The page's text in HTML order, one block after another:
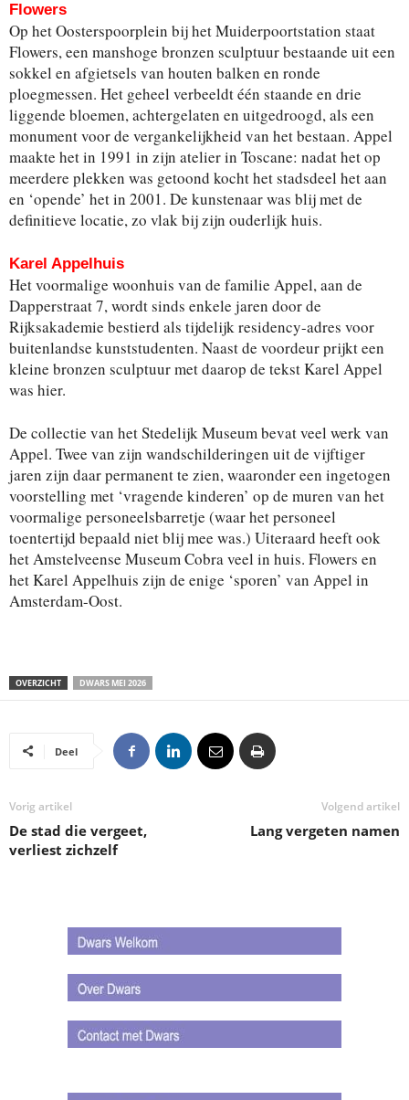
Flowers
Op het Oosterspoorplein bij het Muiderpoortstation staat
Flowers, een manshoge bronzen sculptuur bestaande uit een
sokkel en afgietsels van houten balken en ronde
ploegmessen. Het geheel verbeeldt één staande en drie
liggende bloemen, achtergelaten en uitgedroogd, als een
monument voor de vergankelijkheid van het bestaan. Appel
maakte het in 1991 in zijn atelier in Toscane: nadat het op
meerdere plekken was getoond kocht het stadsdeel het aan
en ‘opende’ het in 2001. De kunstenaar was blij met de
definitieve locatie, zo vlak bij zijn ouderlijk huis.
Karel Appelhuis
Het voormalige woonhuis van de familie Appel, aan de
Dapperstraat 7, wordt sinds enkele jaren door de
Rijksakademie bestierd als tijdelijk residency-adres voor
buitenlandse kunststudenten. Naast de voordeur prijkt een
kleine bronzen sculptuur met daarop de tekst Karel Appel
was hier.
De collectie van het Stedelijk Museum bevat veel werk van
Appel. Twee van zijn wandschilderingen uit de vijftiger
jaren zijn daar permanent te zien, waaronder een ingetogen
voorstelling met ‘vragende kinderen’ op de muren van het
voormalige personeelsbarretje (waar het personeel
toentertijd bepaald niet blij mee was.) Uiteraard heeft ook
het Amstelveense Museum Cobra veel in huis. Flowers en
het Karel Appelhuis zijn de enige ‘sporen’ van Appel in
Amsterdam-Oost.
OVERZICHT DWARS MEI 2026
Deel
Vorig artikel
De stad die vergeet,
verliest zichzelf
Volgend artikel
Lang vergeten namen